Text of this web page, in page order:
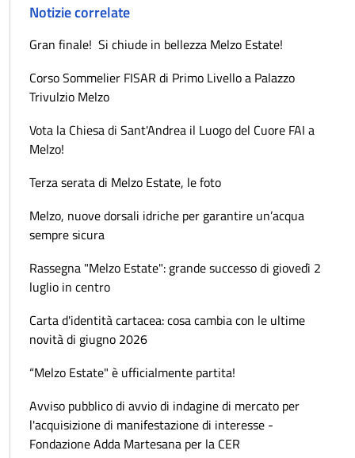
Notizie correlate
Gran finale! Si chiude in bellezza Melzo Estate!
Corso Sommelier FISAR di Primo Livello a Palazzo
Trivulzio Melzo
Vota la Chiesa di Sant'Andrea il Luogo del Cuore FAI a
Melzo!
Terza serata di Melzo Estate, le foto
Melzo, nuove dorsali idriche per garantire un’acqua
sempre sicura
Rassegna "Melzo Estate": grande successo di giovedì 2
luglio in centro
Carta d'identità cartacea: cosa cambia con le ultime
novità di giugno 2026
“Melzo Estate" è ufficialmente partita!
Avviso pubblico di avvio di indagine di mercato per
l'acquisizione di manifestazione di interesse -
Fondazione Adda Martesana per la CER